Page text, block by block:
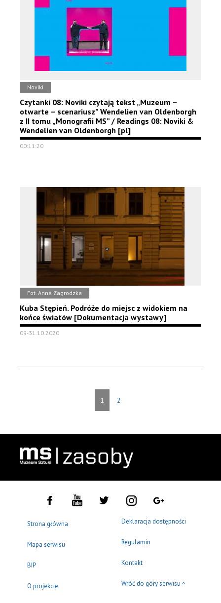
Noviki
Czytanki 08: Noviki czytają tekst „Muzeum –
otwarte – scenariusz” Wendelien van Oldenborgh
z II tomu „Monografii MS” / Readings 08: Noviki &
Wendelien van Oldenborgh [pl]
00:11:20
Fot. Anna Zagrodzka
Kuba Stępień. Podróże do miejsc z widokiem na
końce światów [Dokumentacja wystawy]
09-31.10.2020
1 2
Strona główna
Mapa serwisu
BIP
O projekcie
Deklaracja dostępności
Regulamin
Kontakt
Wróć do góry serwisu ^